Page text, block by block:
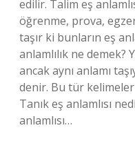
edilir. Talim eş
öğrenme, prova,
taşır ki bunların eş
anlamlılık ne demek?
ancak aynı anlamı
denir. Bu tür
Tanık eş anlamlısı
anlamlısı…